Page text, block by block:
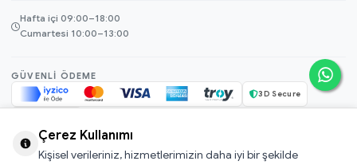
Hafta içi 09:00–18:00
Cumartesi 10:00–13:00
GÜVENLI ÖDEME
3D Secure
Çerez Kullanımı
Kişisel verileriniz, hizmetlerimizin daha iyi bir şekilde